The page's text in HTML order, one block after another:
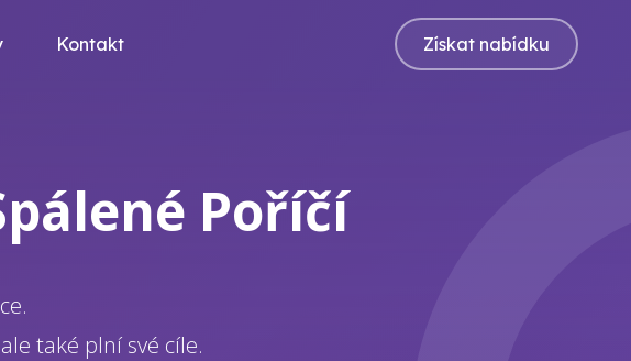
Kontakt Získat nabídku
Poříčí
také plní své cíle.